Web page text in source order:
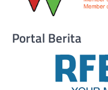
Portal Berita